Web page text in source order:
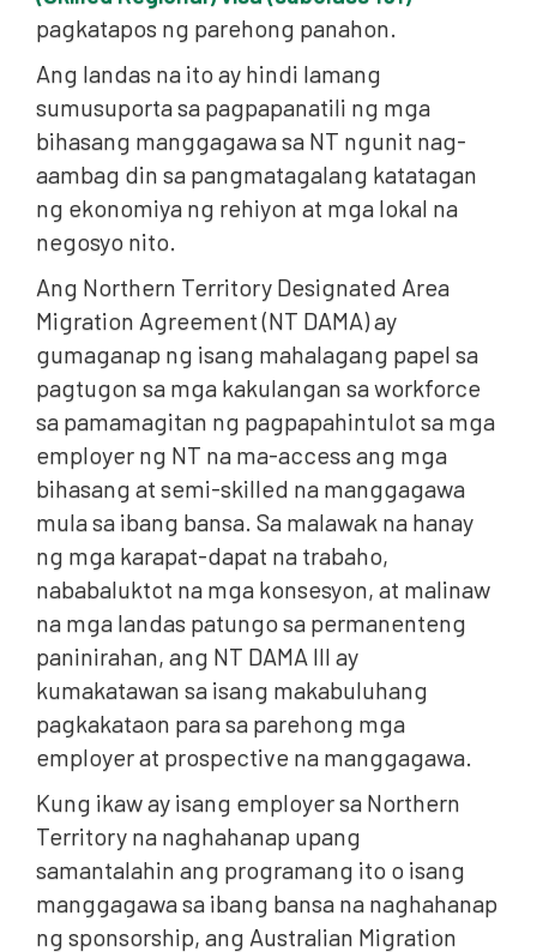
pagkatapos ng parehong panahon.
Ang landas na ito ay hindi lamang
sumusuporta sa pagpapanatili ng mga
bihasang manggagawa sa NT ngunit nag-
aambag din sa pangmatagalang katatagan
ng ekonomiya ng rehiyon at mga lokal na
negosyo nito.
Ang Northern Territory Designated Area
Migration Agreement (NT DAMA) ay
gumaganap ng isang mahalagang papel sa
pagtugon sa mga kakulangan sa workforce
sa pamamagitan ng pagpapahintulot sa mga
employer ng NT na ma-access ang mga
bihasang at semi-skilled na manggagawa
mula sa ibang bansa. Sa malawak na hanay
ng mga karapat-dapat na trabaho,
nababaluktot na mga konsesyon, at malinaw
na mga landas patungo sa permanenteng
paninirahan, ang NT DAMA III ay
kumakatawan sa isang makabuluhang
pagkakataon para sa parehong mga
employer at prospective na manggagawa.
Kung ikaw ay isang employer sa Northern
Territory na naghahanap upang
samantalahin ang programang ito o isang
manggagawa sa ibang bansa na naghahanap
ng sponsorship, ang Australian Migration